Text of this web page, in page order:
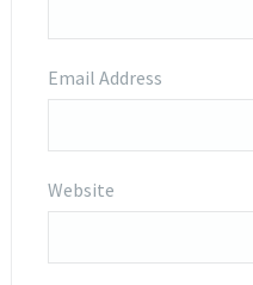
Email Address
Website